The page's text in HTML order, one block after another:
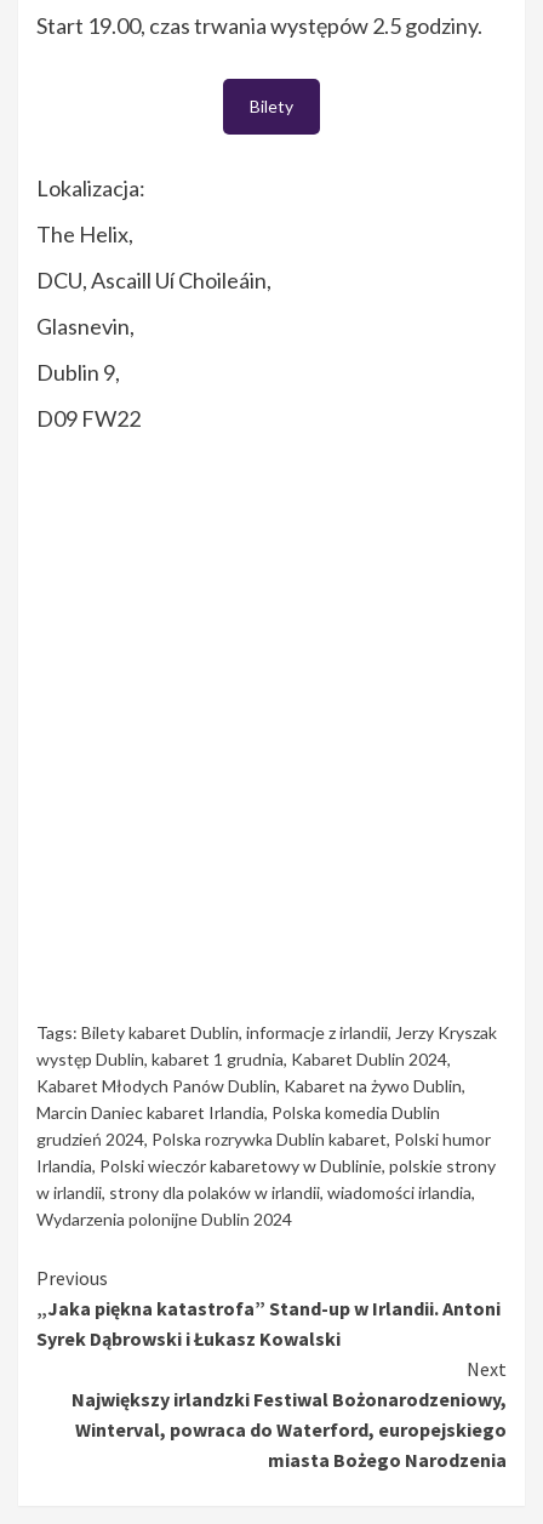
Start 19.00, czas trwania występów 2.5 godziny.
Bilety
Lokalizacja:
The Helix,
DCU, Ascaill Uí Choileáin,
Glasnevin,
Dublin 9,
D09 FW22
Tags: Bilety kabaret Dublin, informacje z irlandii, Jerzy Kryszak
występ Dublin, kabaret 1 grudnia, Kabaret Dublin 2024,
Kabaret Młodych Panów Dublin, Kabaret na żywo Dublin,
Marcin Daniec kabaret Irlandia, Polska komedia Dublin
grudzień 2024, Polska rozrywka Dublin kabaret, Polski humor
Irlandia, Polski wieczór kabaretowy w Dublinie, polskie strony
w irlandii, strony dla polaków w irlandii, wiadomości irlandia,
Wydarzenia polonijne Dublin 2024
Continue
Reading
Previous
„Jaka piękna katastrofa” Stand-up w Irlandii. Antoni
Syrek Dąbrowski i Łukasz Kowalski
Next
Największy irlandzki Festiwal Bożonarodzeniowy,
Winterval, powraca do Waterford, europejskiego
miasta Bożego Narodzenia